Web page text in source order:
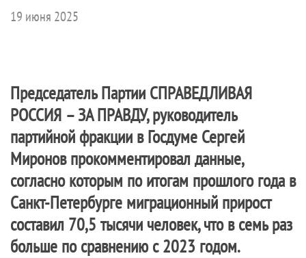
19 июня 2025
Председатель Партии СПРАВЕДЛИВАЯ
РОССИЯ – ЗА ПРАВДУ, руководитель
партийной фракции в Госдуме Сергей
Миронов прокомментировал данные,
согласно которым по итогам прошлого года в
Санкт-Петербурге миграционный прирост
составил 70,5 тысячи человек, что в семь раз
больше по сравнению с 2023 годом.